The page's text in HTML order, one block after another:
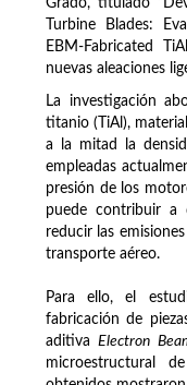
Grado, titulado
Turbine Blades:
EBM-Fabricated
nuevas aleaciones
La investigación
titanio (TiAl),
a la mitad la
empleadas
presión de los
puede contribuir a
reducir las
transporte aéreo.
Para ello, el
fabricación de
aditivaElectron
microestructural